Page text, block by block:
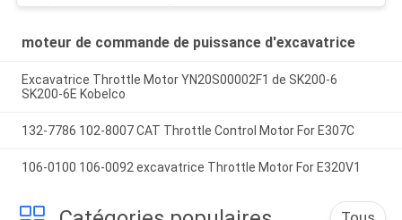
moteur de commande de puissance d'excavatrice
Excavatrice Throttle Motor YN20S00002F1 de SK200-6
SK200-6E Kobelco
132-7786 102-8007 CAT Throttle Control Motor For E307C
106-0100 106-0092 excavatrice Throttle Motor For E320V1